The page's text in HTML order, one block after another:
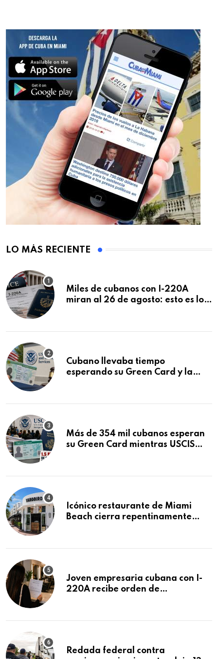
LO MÁS RECIENTE
Miles de cubanos con I-220A
miran al 26 de agosto: esto es lo
Cubano llevaba tiempo
esperando su Green Card y la
Más de 354 mil cubanos esperan
su Green Card mientras USCIS
Icónico restaurante de Miami
Beach cierra repentinamente
Joven empresaria cubana con I-
220A recibe orden de
Redada federal contra